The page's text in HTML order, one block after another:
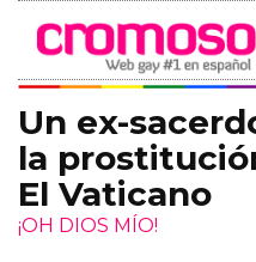
Un ex-
la
El Vaticano
¡OH DIOS MÍO!